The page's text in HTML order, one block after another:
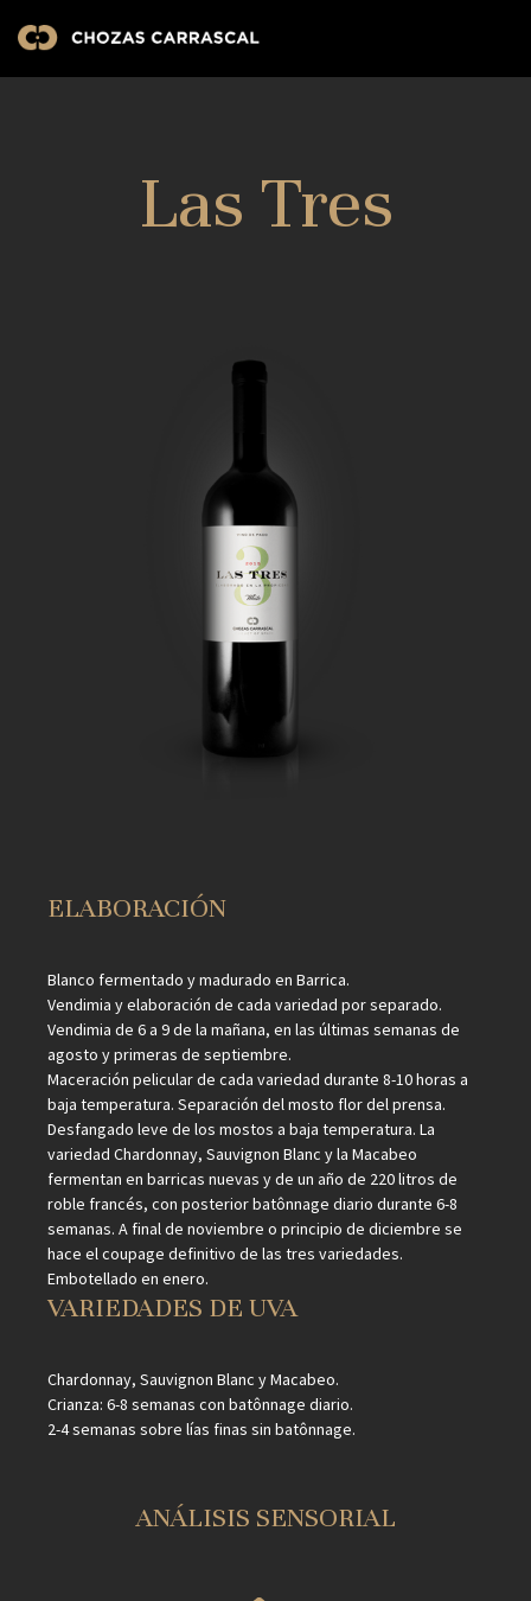
Las Tres
ELABORACIÓN
Blanco fermentado y madurado en Barrica.
Vendimia y elaboración de cada variedad por separado.
Vendimia de 6 a 9 de la mañana, en las últimas semanas de
agosto y primeras de septiembre.
Maceración pelicular de cada variedad durante 8-10 horas a
baja temperatura. Separación del mosto flor del prensa.
Desfangado leve de los mostos a baja temperatura. La
variedad Chardonnay, Sauvignon Blanc y la Macabeo
fermentan en barricas nuevas y de un año de 220 litros de
roble francés, con posterior batônnage diario durante 6-8
semanas. A final de noviembre o principio de diciembre se
hace el coupage definitivo de las tres variedades.
Embotellado en enero.
VARIEDADES DE UVA
Chardonnay, Sauvignon Blanc y Macabeo.
Crianza: 6-8 semanas con batônnage diario.
2-4 semanas sobre lías finas sin batônnage.
ANÁLISIS SENSORIAL